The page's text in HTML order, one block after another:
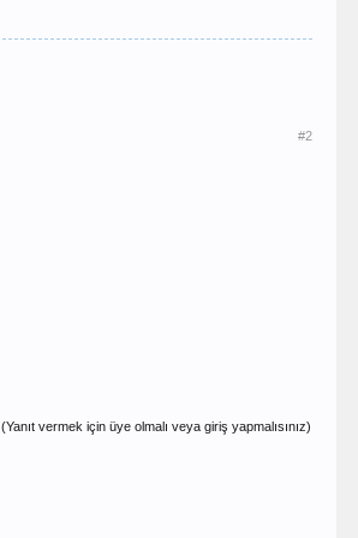
#2
(Yanıt vermek için üye olmalı veya giriş yapmalısınız)